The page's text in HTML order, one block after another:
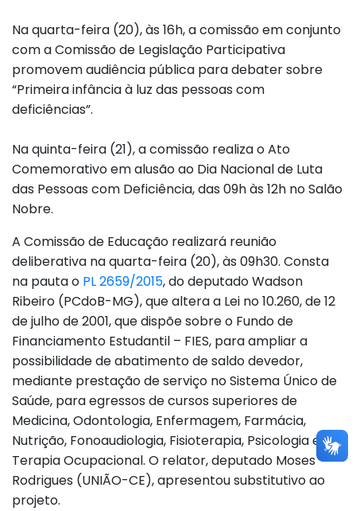
Na quarta-feira (20), às 16h, a comissão em conjunto
com a Comissão de Legislação Participativa
promovem audiência pública para debater sobre
“Primeira infância à luz das pessoas com
deficiências”.
Na quinta-feira (21), a comissão realiza o Ato
Comemorativo em alusão ao Dia Nacional de Luta
das Pessoas com Deficiência, das 09h às 12h no Salão
Nobre.
A Comissão de Educação realizará reunião
deliberativa na quarta-feira (20), às 09h30. Consta
na pauta o PL 2659/2015, do deputado Wadson
Ribeiro (PCdoB-MG), que altera a Lei no 10.260, de 12
de julho de 2001, que dispõe sobre o Fundo de
Financiamento Estudantil – FIES, para ampliar a
possibilidade de abatimento de saldo devedor,
mediante prestação de serviço no Sistema Único de
Saúde, para egressos de cursos superiores de
Medicina, Odontologia, Enfermagem, Farmácia,
Nutrição, Fonoaudiologia, Fisioterapia, Psicologia e
Terapia Ocupacional. O relator, deputado Moses
Rodrigues (UNIÃO-CE), apresentou substitutivo ao
projeto.